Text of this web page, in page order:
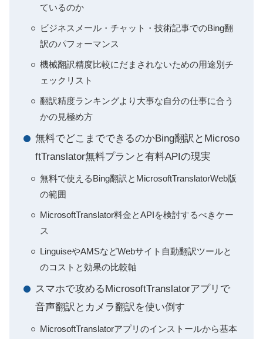
ているのか
ビジネスメール・チャット・技術記事でのBing翻
訳のパフォーマンス
機械翻訳精度比較にだまされないための用途別チ
ェックリスト
翻訳精度ランキングより大事な自分の仕事に合う
かの見極め方
無料でどこまでできるのかBing翻訳とMicroso
ftTranslator無料プランと有料APIの現実
無料で使えるBing翻訳とMicrosoftTranslatorWeb版
の範囲
MicrosoftTranslator料金とAPIを検討するべきケー
ス
LinguiseやAMSなどWebサイト自動翻訳ツールと
のコストと効果の比較軸
スマホで攻めるMicrosoftTranslatorアプリで
音声翻訳とカメラ翻訳を使い倒す
MicrosoftTranslatorアプリのインストールから基本